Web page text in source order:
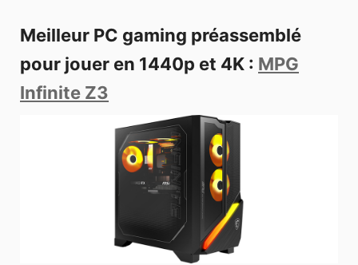
Meilleur PC gaming préassemblé
pour jouer en 1440p et 4K : MPG
Infinite Z3